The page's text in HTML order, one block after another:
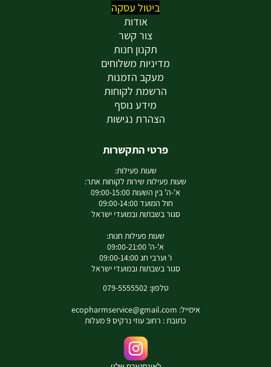
ביטול עסקה
אודות
צור קשר
תקנון חנות
מדיניות משלוחים
מעקב הזמנות
הרשמת לקוחות
מידע נוסף
הצהרת נגישות
פרטי התקשרות
שעות פעילות:
שעות פעילות שירות לקוחות אתר:
א'-ה' בין השעות 09:00-15:00
חול המועד 09:00-14:00
סגור בשבתות ובמועדי ישראל
שעות פעילות חנות:
א'-ה' 09:00-21:00
ו' וערבי חג 09:00-14:00
סגור בשבתות ובמועדי ישראל
טלפון: 079-5555502
אימייל: ecopharmservice@gmail.com
כתובת : רחוב עוזי נרקיס 9 מעלות